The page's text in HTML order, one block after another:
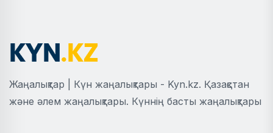
Жаңалықтар | Күн жаңалықтары - Kyn.kz. Қазақстан
және әлем жаңалықтары. Күннің басты жаңалықтары